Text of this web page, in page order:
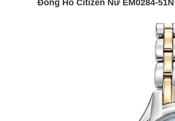
Đồng Hồ Citizen Nữ EM0284-51N